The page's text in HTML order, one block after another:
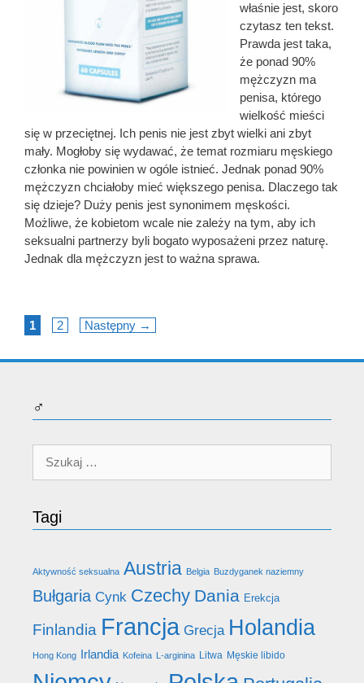
właśnie jest, skoro
czytasz ten tekst.
Prawda jest taka,
że ponad 90%
mężczyzn ma
penisa, którego
wielkość mieści
się w przeciętnej. Ich penis nie jest zbyt wielki ani zbyt
mały. Mogłoby się wydawać, że temat rozmiaru męskiego
członka nie powinien w ogóle istnieć. Jednak ponad 90%
mężczyzn chciałoby mieć większego penisa. Dlaczego tak
się dzieje? Duży penis jest synonimem męskości.
Możliwe, że kobietom wcale nie zależy na tym, aby ich
seksualni partnerzy byli bogato wyposażeni przez naturę.
Jednak dla mężczyzn jest to ważna sprawa.
Page
1 Page
2 Następny →
♂
Szukaj:
Tagi
Aktywność seksualna Austria Belgia Buzdyganek naziemny
Bułgaria Cynk Czechy Dania Erekcja
Finlandia Francja Grecja Holandia
Hong Kong Irlandia Kofeina L-arginina Litwa Męskie libido